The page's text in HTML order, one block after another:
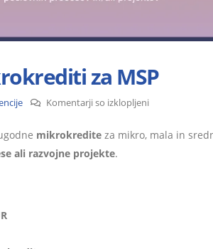
za MSP
Komentarji so izklopljeniza
2
mikrokredite za mikro, mala in
ali razvojne projekte.